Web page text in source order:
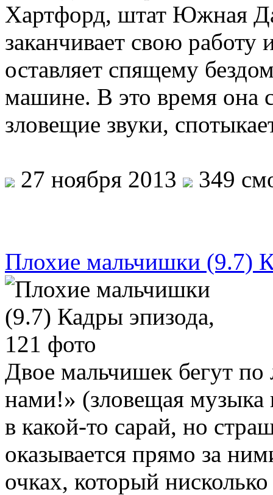
Хартфорд, штат Южная
заканчивает свою
оставляет спящему
машине. В это время она
зловещие звуки,
27 ноября 2013 349
Плохие мальчишки (9.7)
Двое мальчишек бегут по
нами!» (зловещая
в какой-то сарай, но
оказывается прямо за
очках, который